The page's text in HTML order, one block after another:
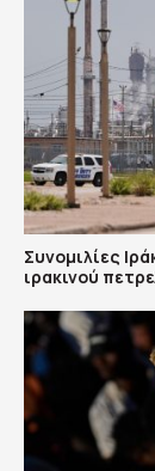
Συνομιλίες
ιρακινού